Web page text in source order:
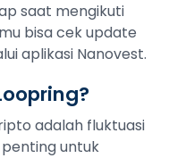
saat mengikuti
bisa cek update
aplikasi Nanovest.
adalah fluktuasi
untuk